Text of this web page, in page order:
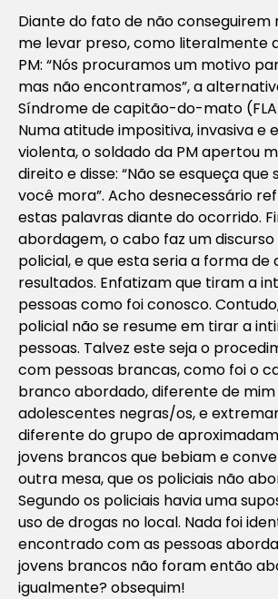
Diante do fato de não conseguirem
me levar preso, como literalmente
PM: “Nós procuramos um motivo
mas não encontramos”, a
Síndrome de capitão-do-mato
Numa atitude impositiva, invasiva
violenta, o soldado da PM apertou
direito e disse: “Não se esqueça
você mora”. Acho desnecessário
estas palavras diante do ocorrido.
abordagem, o cabo faz um
policial, e que esta seria a forma de
resultados. Enfatizam que tiram a
pessoas como foi conosco.
policial não se resume em tirar a
pessoas. Talvez este seja o
com pessoas brancas, como foi o
branco abordado, diferente de
adolescentes negras/os, e
diferente do grupo de
jovens brancos que bebiam e
outra mesa, que os policiais não
Segundo os policiais havia uma
uso de drogas no local. Nada foi
encontrado com as pessoas
jovens brancos não foram então
igualmente? obsequim!